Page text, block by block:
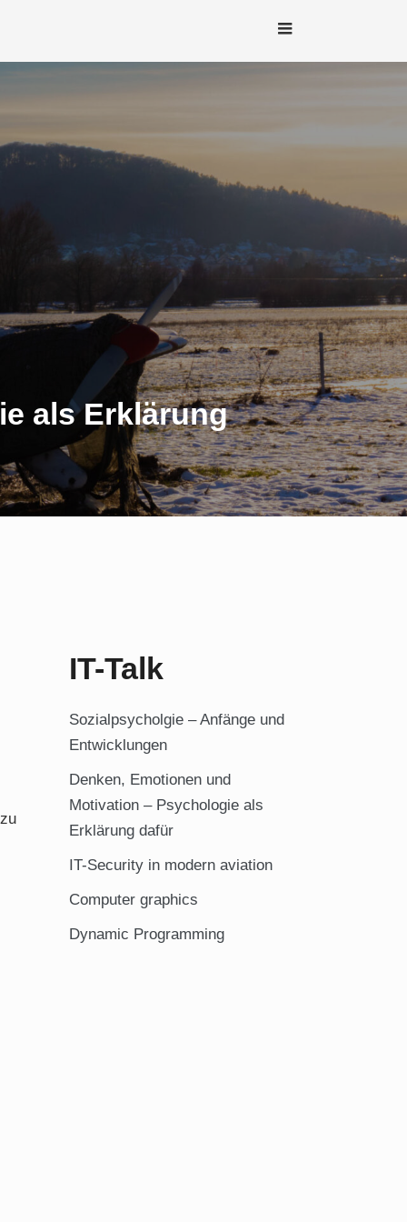
als Erklärung
IT-Talk
Sozialpsycholgie – Anfänge und
Entwicklungen
Denken, Emotionen und
Motivation – Psychologie als
Erklärung dafür
IT-Security in modern aviation
Computer graphics
Dynamic Programming